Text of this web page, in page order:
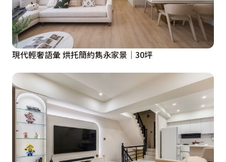
現代輕奢語彙 烘托簡約雋永家景│30坪